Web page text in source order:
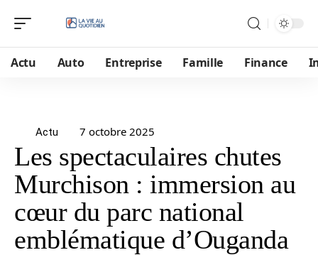
Actu Auto Entreprise Famille Finance
Actu 7 octobre 2025
Les spectaculaires chutes
Murchison : immersion au
cœur du parc national
emblématique d’Ouganda